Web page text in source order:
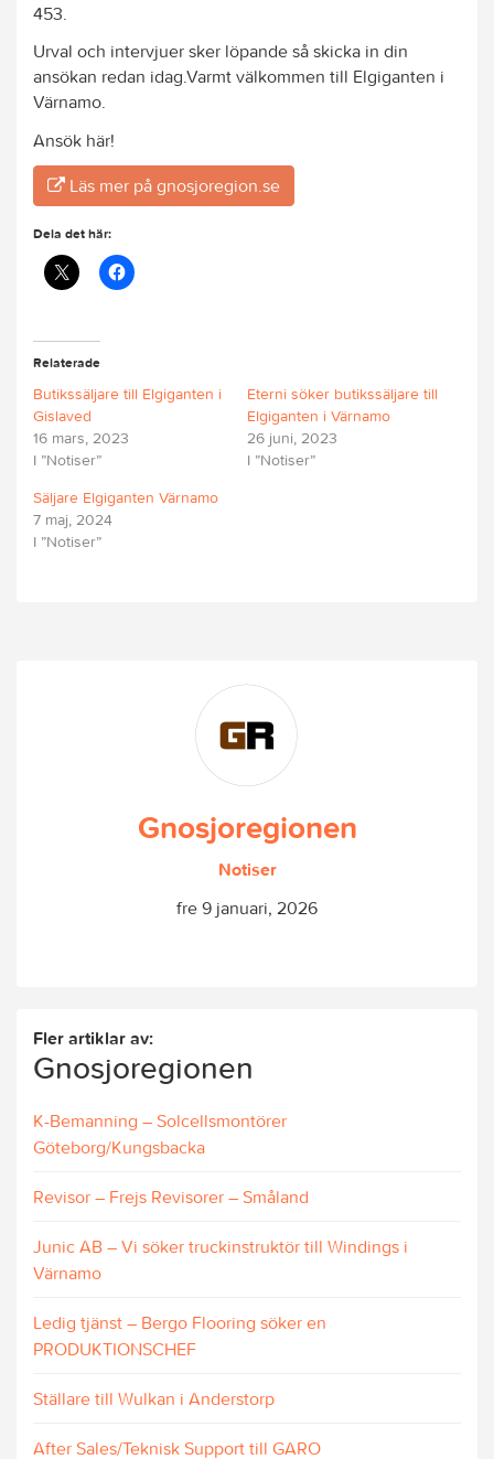
453.
Urval och intervjuer sker löpande så skicka in din
ansökan redan idag.Varmt välkommen till Elgiganten i
Värnamo.
Ansök här!
Läs mer på gnosjoregion.se
Dela det här:
Relaterade
Butikssäljare till Elgiganten i
Gislaved
16 mars, 2023
I ”Notiser”
Eterni söker butikssäljare till
Elgiganten i Värnamo
26 juni, 2023
I ”Notiser”
Säljare Elgiganten Värnamo
7 maj, 2024
I ”Notiser”
Gnosjoregionen
Notiser
fre 9 januari, 2026
Fler artiklar av:
Gnosjoregionen
K-Bemanning – Solcellsmontörer
Göteborg/Kungsbacka
Revisor – Frejs Revisorer – Småland
Junic AB – Vi söker truckinstruktör till Windings i
Värnamo
Ledig tjänst – Bergo Flooring söker en
PRODUKTIONSCHEF
Ställare till Wulkan i Anderstorp
After Sales/Teknisk Support till GARO